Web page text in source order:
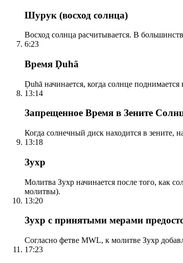
Шурук (восход солнца)
Восход солнца расчитывается. В
6:23
Время Ḍuhā
Ḍuhā начинается, когда солнце
13:14
Запрещенное Время в Зените
Когда солнечный диск находится в зените,
13:18
Зухр
Молитва Зухр начинается после того, как
молитвы).
13:20
Зухр с принятыми мерами
Согласно фетве MWL, к молитве Зухр
17:23